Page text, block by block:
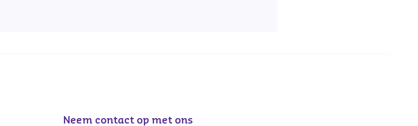
Neem contact op met ons